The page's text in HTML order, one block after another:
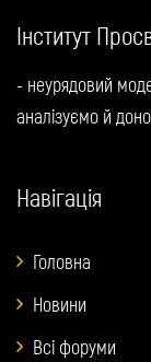
Інститут
- неурядовий
аналізуємо й
Навігація
Головна
Новини
Всі форуми